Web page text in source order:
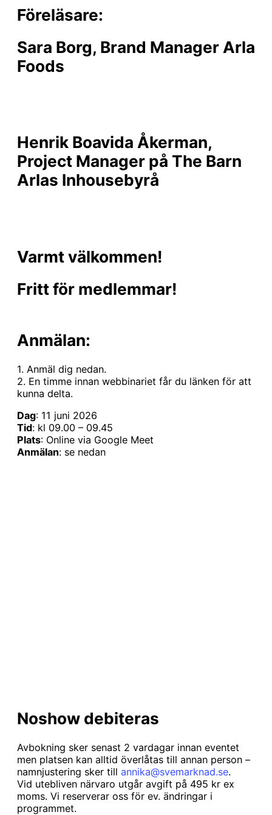
Föreläsare:
Sara Borg, Brand Manager Arla
Foods
Henrik Boavida Åkerman,
Project Manager på The Barn
Arlas Inhousebyrå
Varmt välkommen!
Fritt för medlemmar!
Anmälan:
1. Anmäl dig nedan.
2. En timme innan webbinariet får du länken för att
kunna delta.
Dag: 11 juni 2026
Tid: kl 09.00 – 09.45
Plats: Online via Google Meet
Anmälan: se nedan
Noshow debiteras
Avbokning sker senast 2 vardagar innan eventet
men platsen kan alltid överlåtas till annan person –
namnjustering sker till annika@svemarknad.se.
Vid utebliven närvaro utgår avgift på 495 kr ex
moms. Vi reserverar oss för ev. ändringar i
programmet.